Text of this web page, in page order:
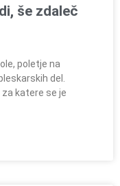
še zdaleč
poletje na
del.
katere se je